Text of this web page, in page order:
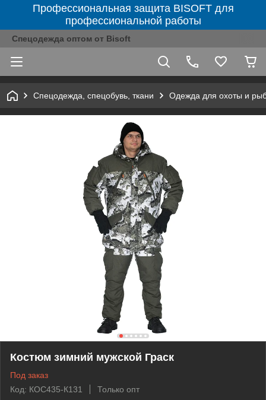
Профессиональная защита BISOFT для
профессиональной работы
Спецодежда оптом от Bisoft
Спецодежда, спецобувь, ткани Одежда для охоты и
Костюм зимний мужской Граск
Под заказ
Код: КОС435-К131
Только опт